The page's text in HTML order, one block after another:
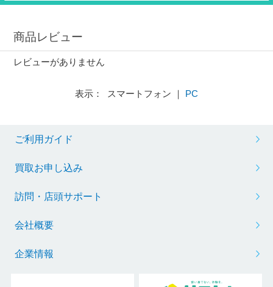
商品レビュー
レビューがありません
表示： スマートフォン ｜ PC
ご利用ガイド
買取お申し込み
訪問・店頭サポート
会社概要
企業情報